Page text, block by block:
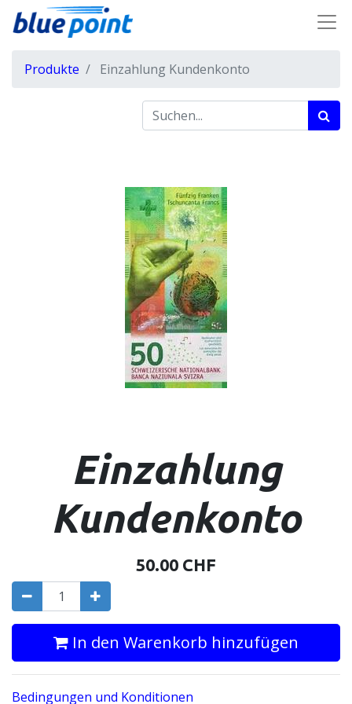
Produkte Einzahlung Kundenkonto
Einzahlung
Kundenkonto
50.00 CHF
In den Warenkorb hinzufügen
Bedingungen und Konditionen